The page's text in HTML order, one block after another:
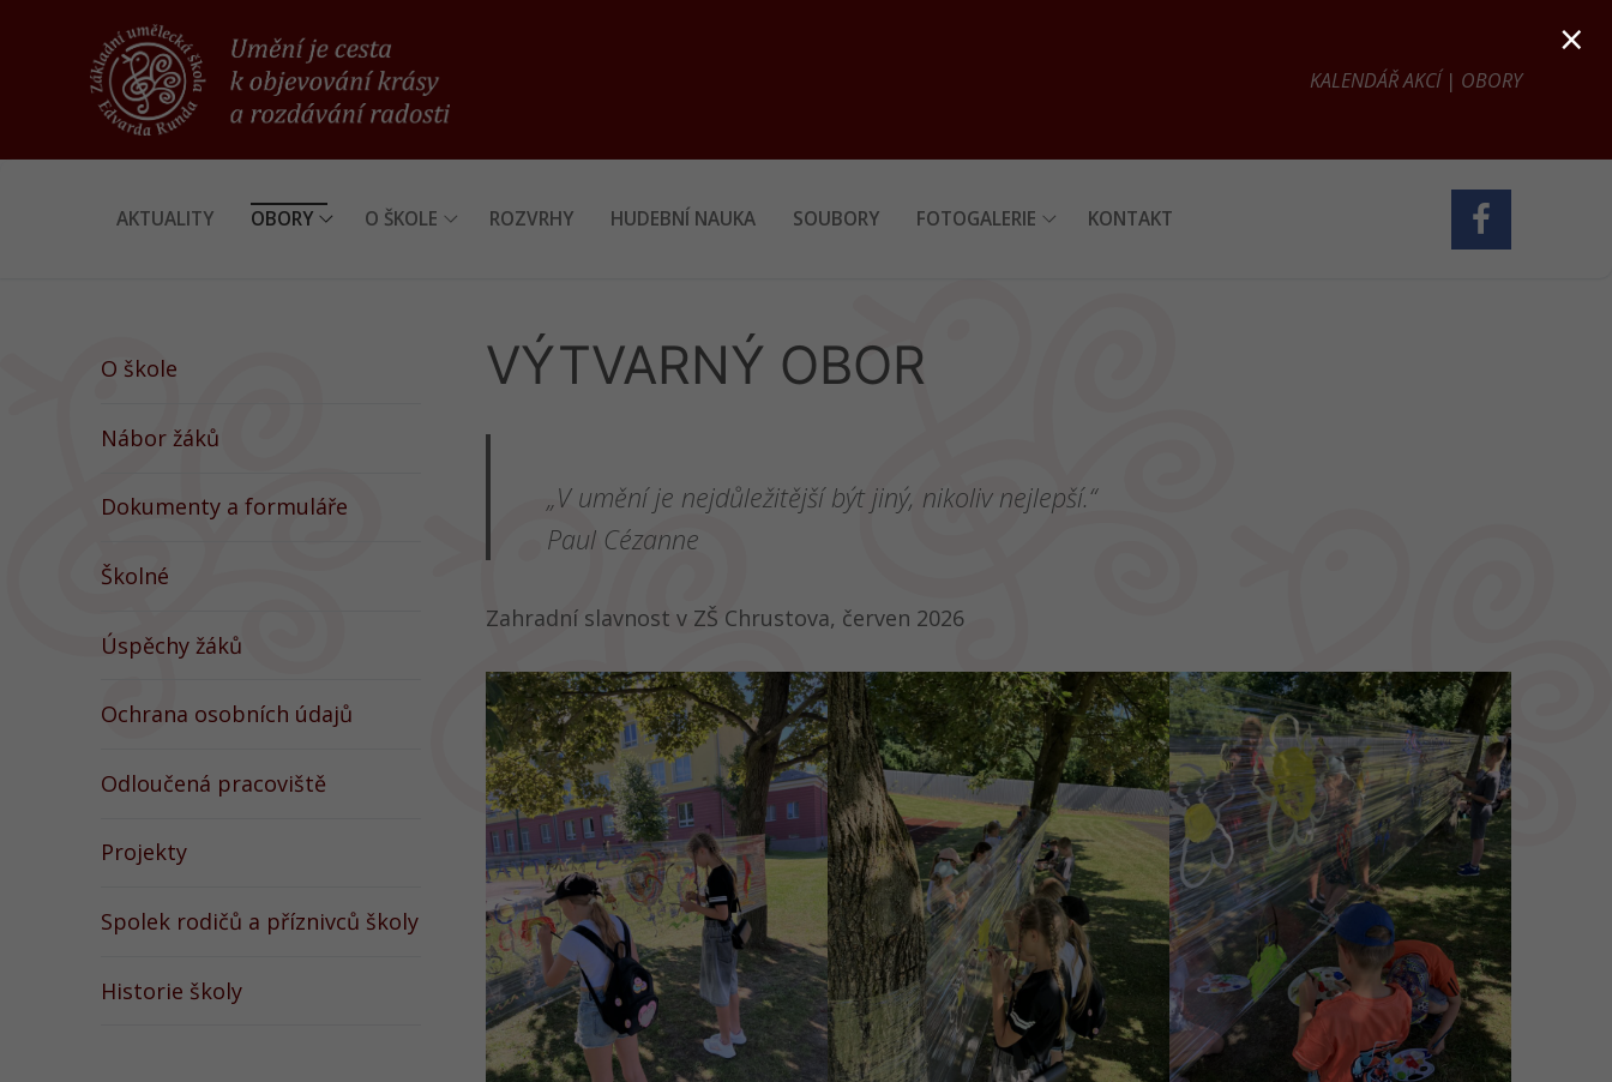
KALENDÁŘ AKCÍ| OBORY
AKTUALITY OBORY O ŠKOLE ROZVRHY HUDEBNÍ NAUKA SOUBORY FOTOGALERIE KONTAKT
VÝTVARNÝ OBOR
„V umění je nejdůležitější být jiný, nikoliv nejlepší.“
Paul Cézanne
Zahradní slavnost v ZŠ Chrustova, červen 2026
O škole
Nábor žáků
Dokumenty a formuláře
Školné
Úspěchy žáků
Ochrana osobních údajů
Odloučená pracoviště
Projekty
Spolek rodičů a příznivců školy
Historie školy
×